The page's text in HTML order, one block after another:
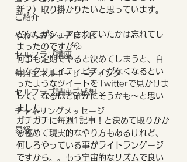
ご紹介
やわらぎタッチセラピー
セルフラブ講座
毎月エネルギーリーディング
セルフラブ講座ご感想
チャネリングメッセージ
易経
新？）取り掛かりたいと思っています。
どなたがシェアされていたかは忘れてし
まったのですが💦
何事も定期でやると決めてしまうと、自
由なクリエイティビティがなくなるとい
ったようなツイートをTwitterで見かけま
して、なるほど確かにそうかも〜と思い
ました。
ガチガチに毎週1記事！と決めて取りかか
る極めて現実的なやり方もあるけれど、
何しろやっている事がライトランゲージ
ですから。。もう宇宙的なリズムで良い